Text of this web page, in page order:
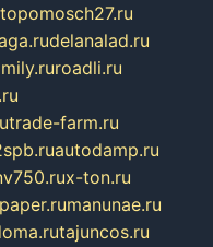
delanalad.ru
roadli.ru
trade-farm.ru
autodamp.ru
x-ton.ru
manunae.ru
tajuncos.ru